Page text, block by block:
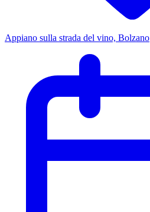
Appiano sulla strada del vino, Bolzano